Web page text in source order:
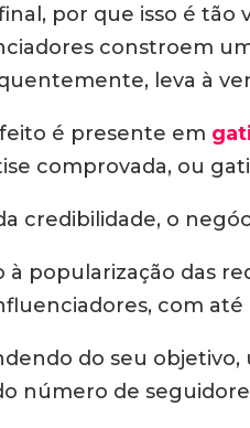
por que isso é
constroem
leva à
é presente em
comprovada, ou
credibilidade, o
à popularização das
com até
do seu objetivo,
número de